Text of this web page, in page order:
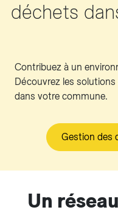
déchets
Contribuez à un
Découvrez les
dans votre commune.
Gestion des
Un réseau